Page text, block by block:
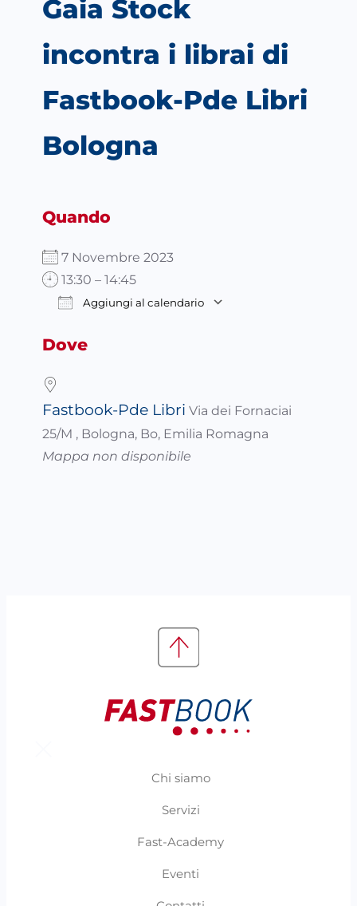
Gaia Stock
incontra i librai di
Fastbook-Pde Libri
Bologna
Quando
7 Novembre 2023
13:30 – 14:45
Aggiungi al calendario
Dove
Fastbook-Pde Libri Via dei Fornaciai
25/M , Bologna, Bo, Emilia Romagna
Mappa non disponibile
Chi siamo
Servizi
Fast-Academy
Eventi